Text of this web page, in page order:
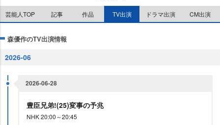
e
芸能人TOP 記事 作品 TV出演 ドラマ出演 CM出演
森優作のTV出演情報
2026-06
2026-06-28
豊臣兄弟!(25)変事の予兆
NHK 20:00～20:45